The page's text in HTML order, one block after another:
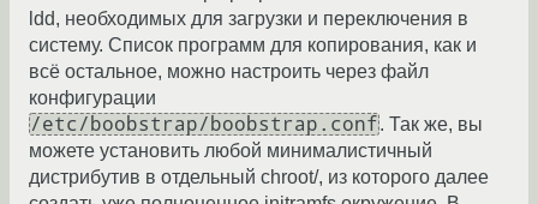
ldd, необходимых для загрузки и переключения в
систему. Список программ для копирования, как и
всё остальное, можно настроить через файл
конфигурации
/etc/boobstrap/boobstrap.conf. Так же, вы
можете установить любой минималистичный
дистрибутив в отдельный chroot/, из которого далее